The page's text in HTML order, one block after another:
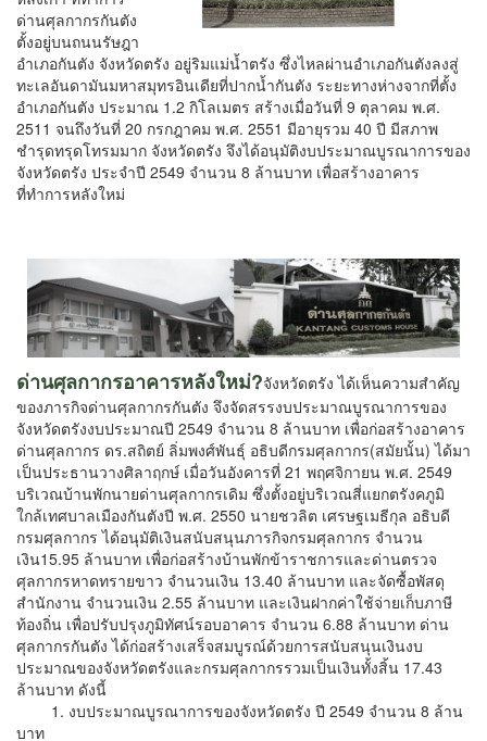
ด่านศุลกากรกันตัง
ตั้งอยู่บนถนนรัษฎา
อำเภอกันตัง จังหวัดตรัง อยู่ริมแม่น้ำตรัง ซึ่งไหลผ่านอำเภอกันตังลงสู่
ทะเลอันดามันมหาสมุทรอินเดียที่ปากน้ำกันตัง ระยะทางห่างจากที่ตั้ง
อำเภอกันตัง ประมาณ 1.2 กิโลเมตร สร้างเมื่อวันที่ 9 ตุลาคม พ.ศ.
2511 จนถึงวันที่ 20 กรกฎาคม พ.ศ. 2551 มีอายุรวม 40 ปี มีสภาพ
ชำรุดทรุดโทรมมาก จังหวัดตรัง จึงได้อนุมัติงบประมาณบูรณาการของ
จังหวัดตรัง ประจำปี 2549 จำนวน 8 ล้านบาท เพื่อสร้างอาคาร
ที่ทำการหลังใหม่
ด่านศุลกากรอาคารหลังใหม่?จังหวัดตรัง ได้เห็นความสำคัญ
ของภารกิจด่านศุลกากรกันตัง จึงจัดสรรงบประมาณบูรณาการของ
จังหวัดตรังงบประมาณปี 2549 จำนวน 8 ล้านบาท เพื่อก่อสร้างอาคาร
ด่านศุลกากร ดร.สถิตย์ ลิ่มพงศ์พันธุ์ อธิบดีกรมศุลกากร(สมัยนั้น) ได้มา
เป็นประธานวางศิลาฤกษ์ เมื่อวันอังคารที่ 21 พฤศจิกายน พ.ศ. 2549
บริเวณบ้านพักนายด่านศุลกากรเดิม ซึ่งตั้งอยู่บริเวณสี่แยกตรังคภูมิ
ใกล้เทศบาลเมืองกันตังปี พ.ศ. 2550 นายชวลิต เศรษฐเมธีกุล อธิบดี
กรมศุลกากร ได้อนุมัติเงินสนับสนุนภารกิจกรมศุลกากร จำนวน
เงิน15.95 ล้านบาท เพื่อก่อสร้างบ้านพักข้าราชการและด่านตรวจ
ศุลกากรหาดทรายขาว จำนวนเงิน 13.40 ล้านบาท และจัดซื้อพัสดุ
สำนักงาน จำนวนเงิน 2.55 ล้านบาท และเงินฝากค่าใช้จ่ายเก็บภาษี
ท้องถิ่น เพื่อปรับปรุงภูมิทัศน์รอบอาคาร จำนวน 6.88 ล้านบาท ด่าน
ศุลกากรกันตัง ได้ก่อสร้างเสร็จสมบูรณ์ด้วยการสนับสนุนเงินงบ
ประมาณของจังหวัดตรังและกรมศุลกากรรวมเป็นเงินทั้งสิ้น 17.43
ล้านบาท ดังนี้
1. งบประมาณบูรณาการของจังหวัดตรัง ปี 2549 จำนวน 8 ล้าน
บาท